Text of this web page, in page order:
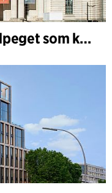
C.F. Møller Architects udpeget som konceptarkitekt for udviklingen af National Museum Cardiff